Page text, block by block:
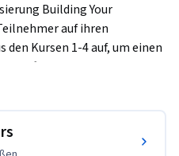
Building Your
auf ihren
Kursen 1-4 auf, um einen
eine Marke und
Unternehmen
sie in der Lage sein werden,
Sobald sie ihren Plan